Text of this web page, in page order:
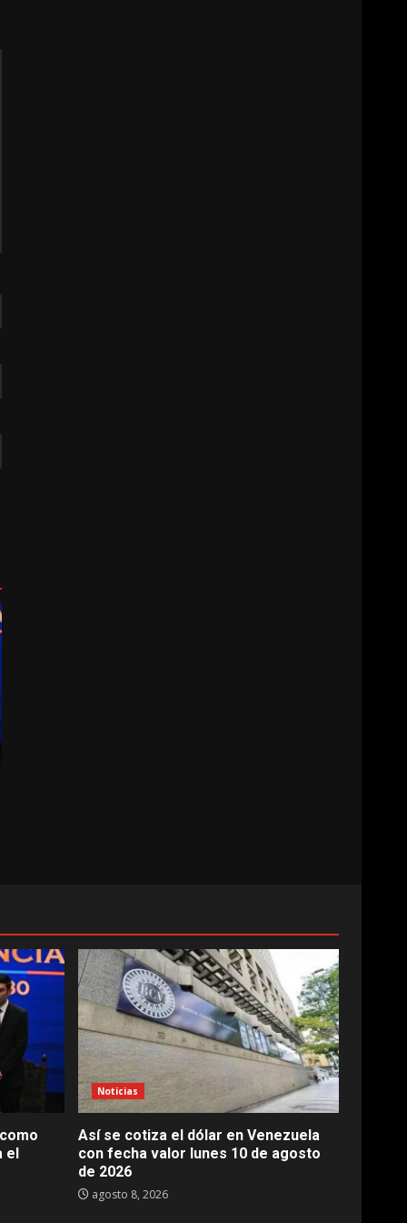
el
Noticias
Así se cotiza el dólar en Venezuela
con fecha valor lunes 10 de agosto
de 2026
agosto 8, 2026